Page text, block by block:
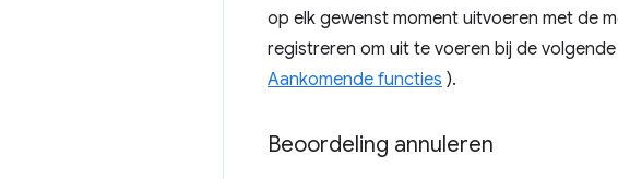
op elk gewenst moment uitvoeren met de
registreren om uit te voeren bij de
Aankomende functies ).
Beoordeling annuleren